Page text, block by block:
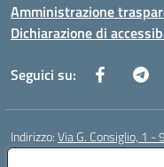
Amministrazione
Dichiarazione di
Seguici su:
Indirizzo:Via G. Consiglio, 1 -
Centralino: